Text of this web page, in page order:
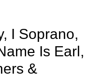
I Soprano,
Is Earl,
&